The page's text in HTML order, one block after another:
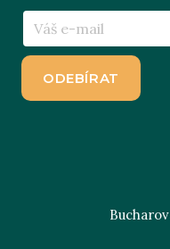
E-
mail *
ODEBÍRAT